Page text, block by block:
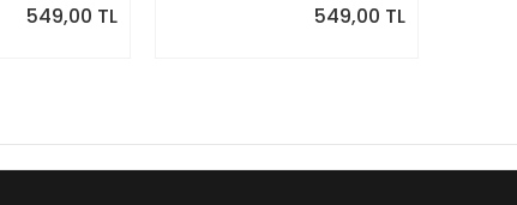
549,00 TL 549,00 TL